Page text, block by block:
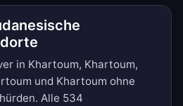
in Khartoum, Khartoum,
und Khartoum ohne
Alle 534